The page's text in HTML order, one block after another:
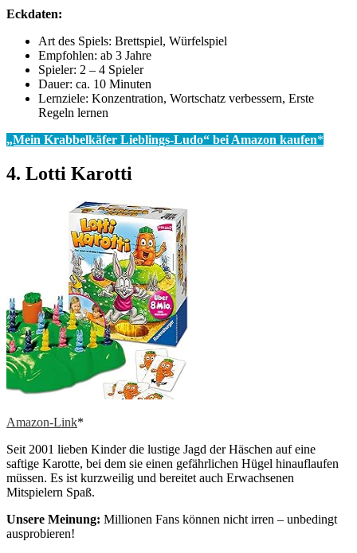
Eckdaten:
Art des Spiels: Brettspiel, Würfelspiel
Empfohlen: ab 3 Jahre
Spieler: 2 – 4 Spieler
Dauer: ca. 10 Minuten
Lernziele: Konzentration, Wortschatz verbessern, Erste
Regeln lernen
„Mein Krabbelkäfer Lieblings-Ludo“ bei Amazon kaufen*
4. Lotti Karotti
Amazon-Link*
Seit 2001 lieben Kinder die lustige Jagd der Häschen auf eine
saftige Karotte, bei dem sie einen gefährlichen Hügel hinauflaufen
müssen. Es ist kurzweilig und bereitet auch Erwachsenen
Mitspielern Spaß.
Unsere Meinung: Millionen Fans können nicht irren – unbedingt
ausprobieren!